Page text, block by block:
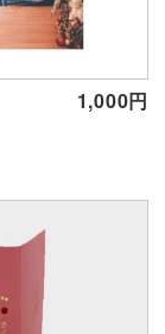
1,000円